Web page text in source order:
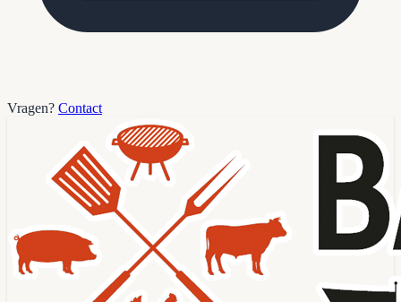
Vragen? Contact